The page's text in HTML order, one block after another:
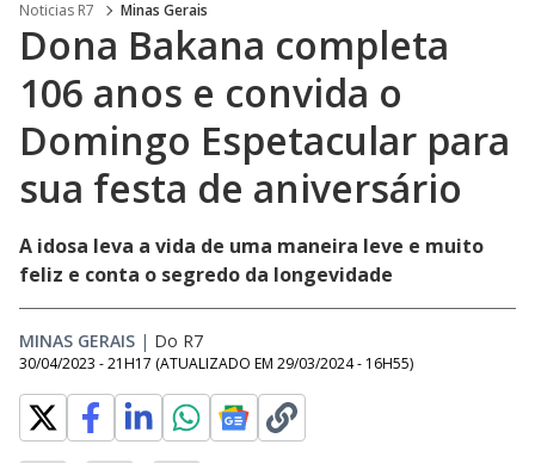
Noticias R7 Minas Gerais
Dona Bakana completa
106 anos e convida o
Domingo Espetacular para
sua festa de aniversário
A idosa leva a vida de uma maneira leve e muito
feliz e conta o segredo da longevidade
MINAS GERAIS | Do R7
30/04/2023 - 21H17 (ATUALIZADO EM 29/03/2024 - 16H55)